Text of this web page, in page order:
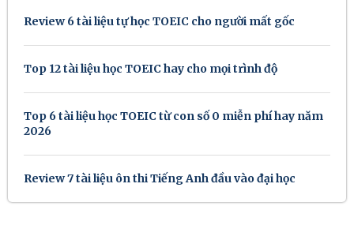
Review 6 tài liệu tự học TOEIC cho người mất gốc
Top 12 tài liệu học TOEIC hay cho mọi trình độ
Top 6 tài liệu học TOEIC từ con số 0 miễn phí hay năm
2026
Review 7 tài liệu ôn thi Tiếng Anh đầu vào đại học